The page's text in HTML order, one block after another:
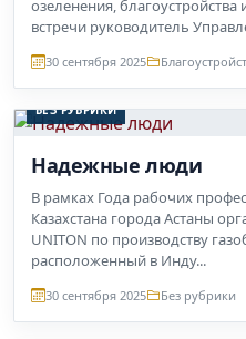
озеленения,
встречи руководитель
30 сентября 2025
БЕЗ РУБРИКИ
Надежные люди
В рамках Года рабочих
Казахстана города Астаны
UNITON по производству
расположенный в Инду...
30 сентября 2025 Без рубрики